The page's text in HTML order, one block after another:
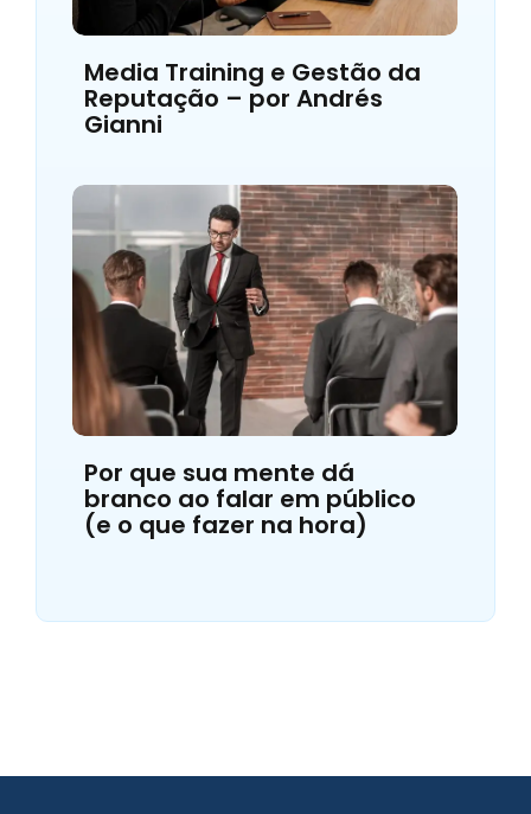
Media Training e Gestão da
Reputação – por Andrés
Gianni
Por que sua mente dá
branco ao falar em público
(e o que fazer na hora)